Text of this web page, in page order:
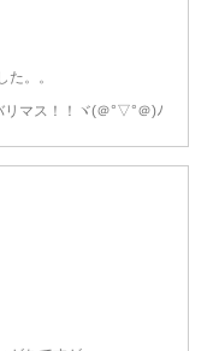
。。
マス！！ヾ(＠°▽°＠)ﾉ